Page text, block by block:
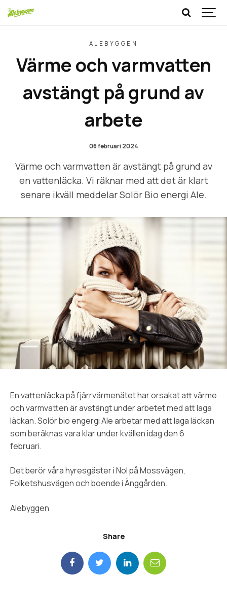
ALEBYGGEN
Värme och varmvatten
avstängt på grund av
arbete
06 februari 2024
Värme och varmvatten är avstängt på grund av
en vattenläcka. Vi räknar med att det är klart
senare ikväll meddelar Solör Bio energi Ale.
En vattenläcka på fjärrvärmenätet har orsakat att värme
och varmvatten är avstängt under arbetet med att laga
läckan. Solör bio engergi Ale arbetar med att laga läckan
som beräknas vara klar under kvällen idag den 6
februari.
Det berör våra hyresgäster i Nol på Mossvägen,
Folketshusvägen och boende i Änggården.
Alebyggen
Share